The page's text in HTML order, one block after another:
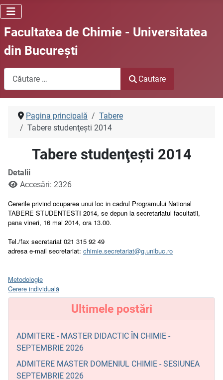
Facultatea de Chimie - Universitatea
din Bucureşti
Cautare
Cautare
Pagina principală
Tabere
Tabere studenţeşti 2014
Tabere studenţeşti 2014
Detalii
Accesări: 2326
Cererile privind ocuparea unui loc in cadrul Programului National
TABERE STUDENTESTI 2014, se depun la secretariatul facultatii,
pana vineri, 16 mai 2014, ora 13.00.
Tel./fax secretariat 021 315 92 49
adresa e-mail secretariat: chimie.secretariat@g.unibuc.ro
Metodologie
Cerere individuală
Ultimele postări
ADMITERE - MASTER DIDACTIC ÎN CHIMIE -
SEPTEMBRIE 2026
ADMITERE MASTER DOMENIUL CHIMIE - SESIUNEA
SEPTEMBRIE 2026